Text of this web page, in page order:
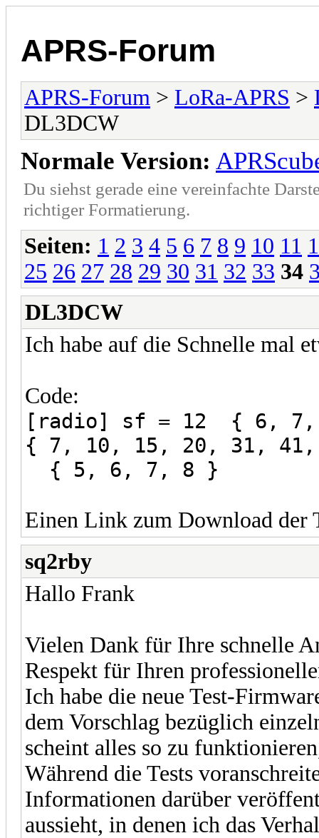
APRS-Forum
APRS-Forum > LoRa-APRS >
DL3DCW
Normale Version:
Du siehst gerade eine vereinfachte
richtiger Formatierung.
Seiten: 1 2 3 4 5 6 7 8 9 10 11
25 26 27 28 29 30 31 32 33 34
DL3DCW
Ich habe auf die Schnelle mal
Code:
[radio] sf = 12 { 6, 7,
{ 7, 10, 15, 20, 31,
{ 5, 6, 7, 8 }
Einen Link zum Download der
sq2rby
Hallo Frank
Vielen Dank für Ihre schnelle
Respekt für Ihren
Ich habe die neue Test-
dem Vorschlag bezüglich
scheint alles so zu
Während die Tests
Informationen darüber
aussieht, in denen ich das